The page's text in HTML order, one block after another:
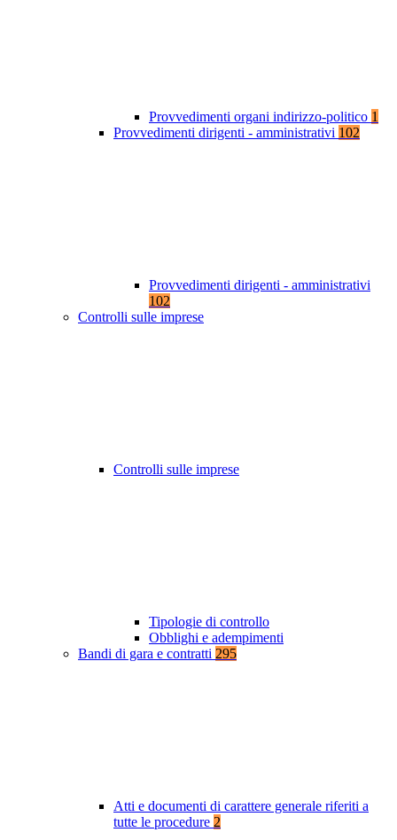
Provvedimenti organi indirizzo-politico 1
Provvedimenti dirigenti - amministrativi 102
Provvedimenti dirigenti - amministrativi
102
Controlli sulle imprese
Controlli sulle imprese
Tipologie di controllo
Obblighi e adempimenti
Bandi di gara e contratti 295
Atti e documenti di carattere generale riferiti a
tutte le procedure 2